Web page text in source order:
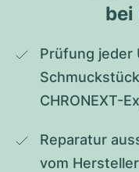
bei
Prüfung jeder
CHRONEXT-
Reparatur
vom Hersteller